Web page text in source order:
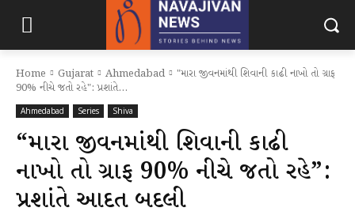
Home Gujarat Ahmedabad
"મારા જીવનમાંથી શિવાની કાઢી નાખો તો ગ્રાફ
90% નીચે જતો રહે": પ્રશાંતે...
Ahmedabad Series Shiva
“મારા જીવનમાંથી શિવાની કાઢી
નાખો તો ગ્રાફ 90% નીચે જતો રહે”:
પ્રશાંતે આદત બદલી